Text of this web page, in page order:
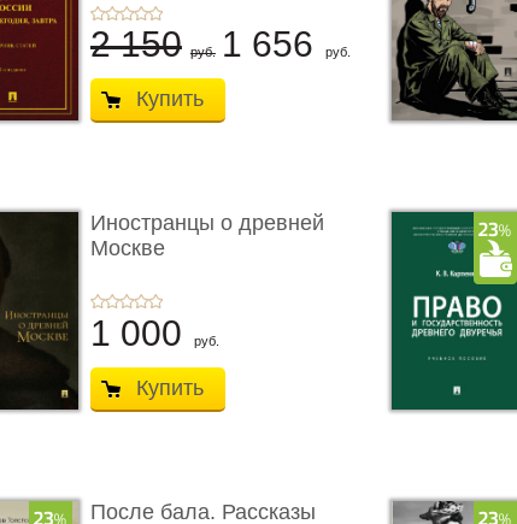
2 150 руб. 1 656 руб.
Купить
Иностранцы о древней
Москве
1 000 руб.
Купить
После бала. Рассказы